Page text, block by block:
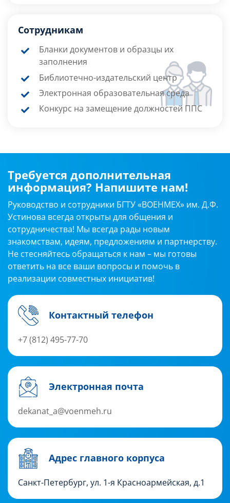
Сотрудникам
Бланки документов и образцы их
заполнения
Библиотечно-издательский центр
Электронная образовательная среда
Конкурс на замещение должностей ППС
Требуется дополнительная
информация? Напишите нам!
Руководство и сотрудники БГТУ «ВОЕНМЕХ» им. Д.Ф.
Устинова всегда открыты для общения и
сотрудничества! Мы всегда рады новым
знакомствам, идеям, предложениям и партнерству.
Не стесняйтесь обращаться к нам – мы готовы
ответить на все ваши вопросы и помочь в
реализации совместных инициатив!
Контактный телефон
+7 (812) 495-77-70
Электронная почта
dekanat_a@voenmeh.ru
Адрес главного корпуса
Санкт-Петербург, ул. 1-я Красноармейская, д.1